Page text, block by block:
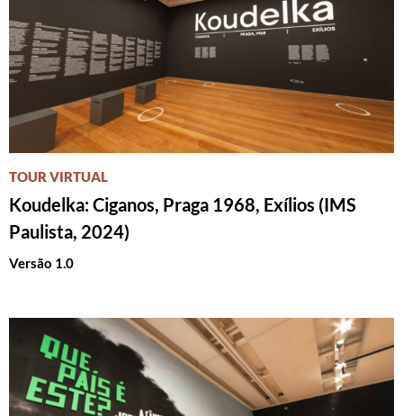
TOUR VIRTUAL
Koudelka: Ciganos, Praga 1968, Exílios (IMS
Paulista, 2024)
Versão 1.0